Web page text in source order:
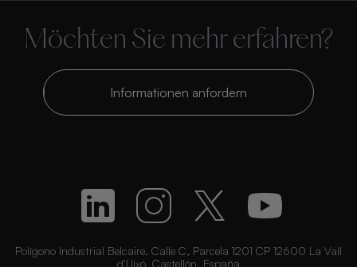
Möchten Sie mehr erfahren?
Informationen anfordern
Polígono Industrial Belcaire. Calle C, Parcela 1201 CP 12600 La Vall
d’Uixó, Castellón, España